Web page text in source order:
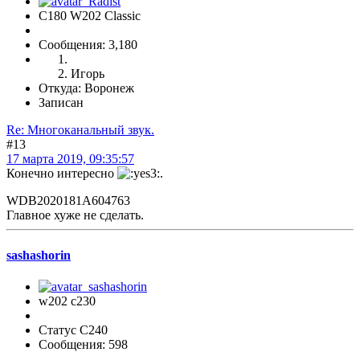
C180 W202 Classic
Сообщения: 3,180
Игорь
Откуда: Воронеж
Записан
Re: Многоканальный звук.
#13
17 марта 2019, 09:35:57
Конечно интересно
.
WDB2020181A604763
Главное хуже не сделать.
sashashorin
w202 c230
Статус C240
Сообщения: 598